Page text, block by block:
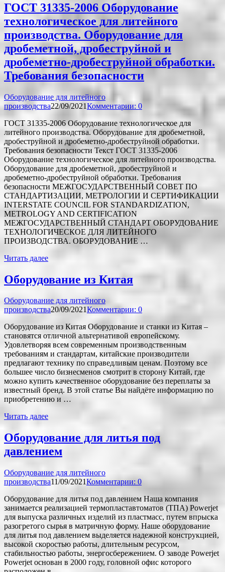
ГОСТ 31335-2006 Оборудование
технологическое для литейного
производства. Оборудование для
дробеметной, дробеструйной и
дробеметно-дробеструйной обработки.
Требования безопасности
Оборудование для литейного
производства22/09/2021Комментарии: 0
ГОСТ 31335-2006 Оборудование технологическое для
литейного производства. Оборудование для дробеметной,
дробеструйной и дробеметно-дробеструйной обработки.
Требования безопасности Текст ГОСТ 31335-2006
Оборудование технологическое для литейного производства.
Оборудование для дробеметной, дробеструйной и
дробеметно-дробеструйной обработки. Требования
безопасности МЕЖГОСУДАРСТВЕННЫЙ СОВЕТ ПО
СТАНДАРТИЗАЦИИ, МЕТРОЛОГИИ И СЕРТИФИКАЦИИ
INTERSTATE COUNCIL FOR STANDARDIZATION,
METROLOGY AND CERTIFICATION
МЕЖГОСУДАРСТВЕННЫЙ СТАНДАРТ ОБОРУДОВАНИЕ
ТЕХНОЛОГИЧЕСКОЕ ДЛЯ ЛИТЕЙНОГО
ПРОИЗВОДСТВА. ОБОРУДОВАНИЕ …
Читать далее
Оборудование из Китая
Оборудование для литейного
производства20/09/2021Комментарии: 0
Оборудование из Китая Оборудование и станки из Китая –
становятся отличной альтернативой европейскому.
Удовлетворяя всем современным производственным
требованиям и стандартам, китайские производители
предлагают технику по справедливым ценам. Поэтому все
большее число бизнесменов смотрит в сторону Китай, где
можно купить качественное оборудование без переплаты за
известный бренд. В этой статье Вы найдёте информацию по
приобретению и …
Читать далее
Оборудование для литья под
давлением
Оборудование для литейного
производства11/09/2021Комментарии: 0
Оборудование для литья под давлением Наша компания
занимается реализацией термопластавтоматов (ТПА) Powerjet
для выпуска различных изделий из пластмасс, путем впрыска
разогретого сырья в матричную форму. Наше оборудование
для литья под давлением выделяется надежной конструкцией,
высокой скоростью работы, длительным ресурсом,
стабильностью работы, энергосбережением. О заводе Powerjet
Powerjet основан в 2000 году, головной офис которого